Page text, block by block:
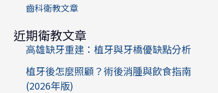
齒科衛教文章
近期衛教文章
高雄缺牙重建：植牙與牙橋優缺點分析
植牙後怎麼照顧？術後消腫與飲食指南
(2026年版)